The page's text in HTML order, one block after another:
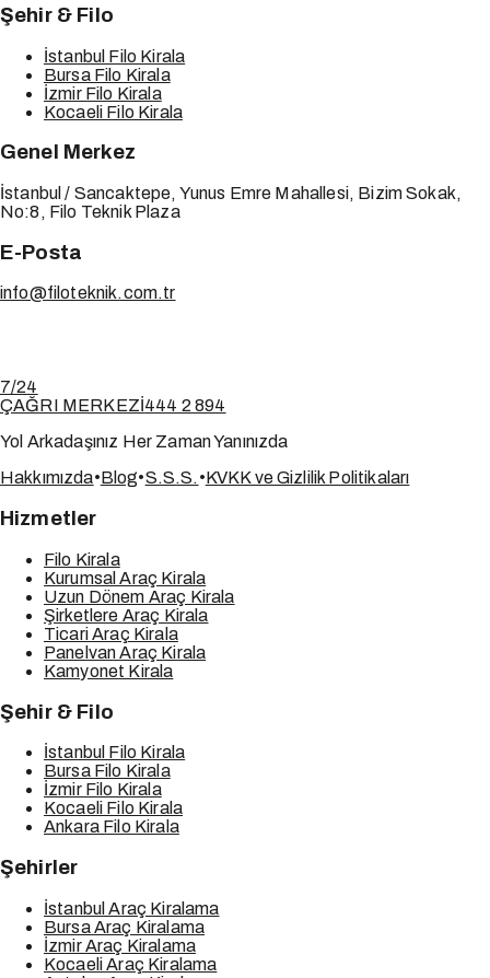
Şehir & Filo
İstanbul Filo Kirala
Bursa Filo Kirala
İzmir Filo Kirala
Kocaeli Filo Kirala
Genel Merkez
İstanbul / Sancaktepe, Yunus Emre Mahallesi, Bizim Sokak,
No:8, Filo Teknik Plaza
E-Posta
info@filoteknik.com.tr
7/24
ÇAĞRI MERKEZİ 444 2 894
Yol Arkadaşınız Her Zaman Yanınızda
Hakkımızda• Blog•S.S.S.• KVKK ve Gizlilik Politikaları
Hizmetler
Filo Kirala
Kurumsal Araç Kirala
Uzun Dönem Araç Kirala
Şirketlere Araç Kirala
Ticari Araç Kirala
Panelvan Araç Kirala
Kamyonet Kirala
Şehir & Filo
İstanbul Filo Kirala
Bursa Filo Kirala
İzmir Filo Kirala
Kocaeli Filo Kirala
Ankara Filo Kirala
Şehirler
İstanbul Araç Kiralama
Bursa Araç Kiralama
İzmir Araç Kiralama
Kocaeli Araç Kiralama